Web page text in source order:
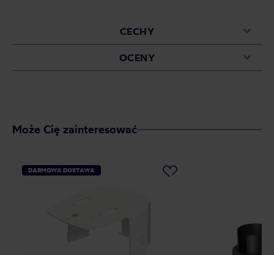
CECHY
OCENY
Może Cię zainteresować
DARMOWA DOSTAWA